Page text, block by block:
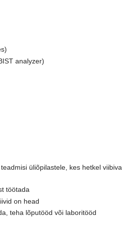
analyzer)
üliõpilastele, kes hetkel
töötada
on head
teha lõputööd või laboritööd